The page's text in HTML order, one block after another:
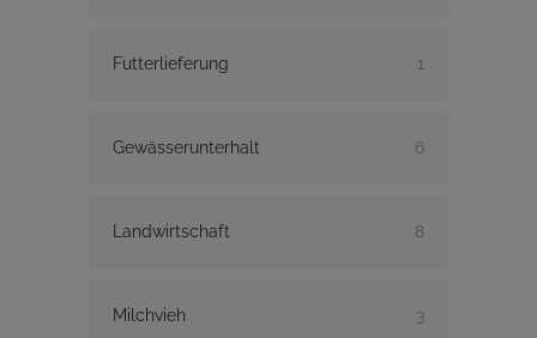
Futterlieferung 1
Gewässerunterhalt 6
Landwirtschaft 8
Milchvieh 3